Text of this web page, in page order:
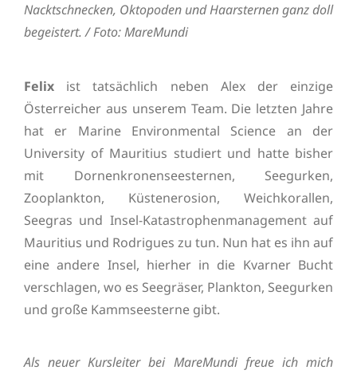
Nacktschnecken, Oktopoden und Haarsternen ganz doll
begeistert. / Foto: MareMundi
Felix ist tatsächlich neben Alex der einzige
Österreicher aus unserem Team. Die letzten Jahre
hat er Marine Environmental Science an der
University of Mauritius studiert und hatte bisher
mit Dornenkronenseesternen, Seegurken,
Zooplankton, Küstenerosion, Weichkorallen,
Seegras und Insel-Katastrophenmanagement auf
Mauritius und Rodrigues zu tun. Nun hat es ihn auf
eine andere Insel, hierher in die Kvarner Bucht
verschlagen, wo es Seegräser, Plankton, Seegurken
und große Kammseesterne gibt.
Als neuer Kursleiter bei MareMundi freue ich mich